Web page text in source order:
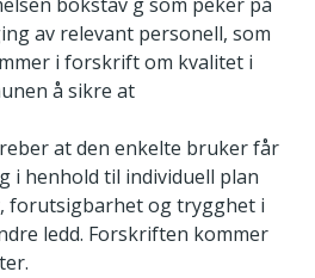
av relevant personell, som
i forskrift om kvalitet i
å sikre at
at den enkelte bruker får
i henhold til individuell plan
forutsigbarhet og trygghet i
ledd. Forskriften kommer